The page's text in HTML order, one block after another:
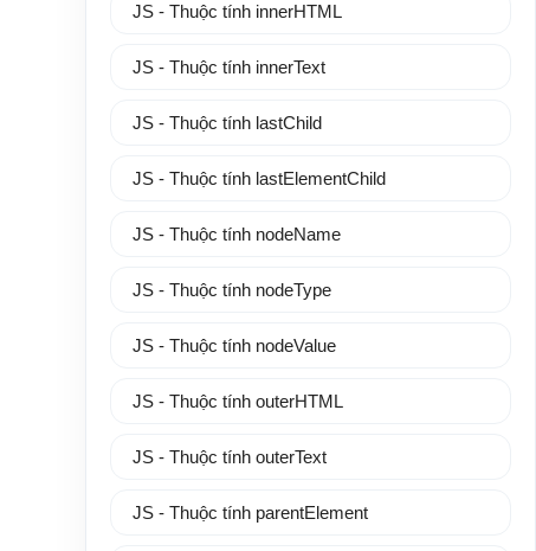
JS - Thuộc tính innerHTML
JS - Thuộc tính innerText
JS - Thuộc tính lastChild
JS - Thuộc tính lastElementChild
JS - Thuộc tính nodeName
JS - Thuộc tính nodeType
JS - Thuộc tính nodeValue
JS - Thuộc tính outerHTML
JS - Thuộc tính outerText
JS - Thuộc tính parentElement